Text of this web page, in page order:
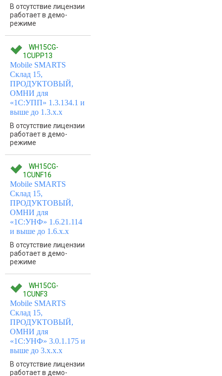
В отсутствие лицензии
работает в демо-
режиме
WH15CG-
1CUPP13
Mobile SMARTS
Склад 15,
ПРОДУКТОВЫЙ,
ОМНИ для
«1С:УПП» 1.3.134.1 и
выше до 1.3.x.x
В отсутствие лицензии
работает в демо-
режиме
WH15CG-
1CUNF16
Mobile SMARTS
Склад 15,
ПРОДУКТОВЫЙ,
ОМНИ для
«1С:УНФ» 1.6.21.114
и выше до 1.6.x.x
В отсутствие лицензии
работает в демо-
режиме
WH15CG-
1CUNF3
Mobile SMARTS
Склад 15,
ПРОДУКТОВЫЙ,
ОМНИ для
«1С:УНФ» 3.0.1.175 и
выше до 3.x.x.x
В отсутствие лицензии
работает в демо-